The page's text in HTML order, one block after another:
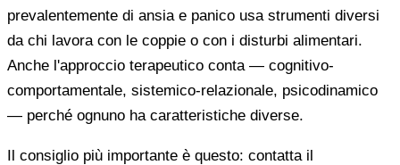
prevalentemente di ansia e panico usa strumenti diversi
da chi lavora con le coppie o con i disturbi alimentari.
Anche l'approccio terapeutico conta — cognitivo-
comportamentale, sistemico-relazionale, psicodinamico
— perché ognuno ha caratteristiche diverse.
Il consiglio più importante è questo: contatta il